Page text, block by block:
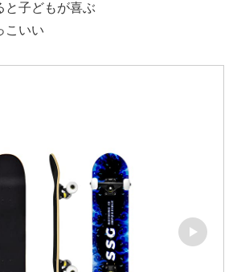
子どもが喜ぶ
こいい